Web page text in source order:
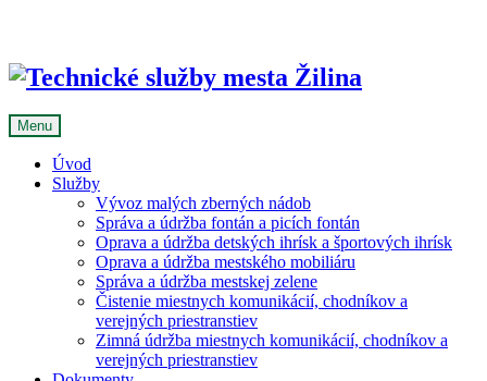
Menu
Úvod
Služby
Vývoz malých zberných nádob
Správa a údržba fontán a picích fontán
Oprava a údržba detských ihrísk a športových ihrísk
Oprava a údržba mestského mobiliáru
Správa a údržba mestskej zelene
Čistenie miestnych komunikácií, chodníkov a
verejných priestranstiev
Zimná údržba miestnych komunikácií, chodníkov a
verejných priestranstiev